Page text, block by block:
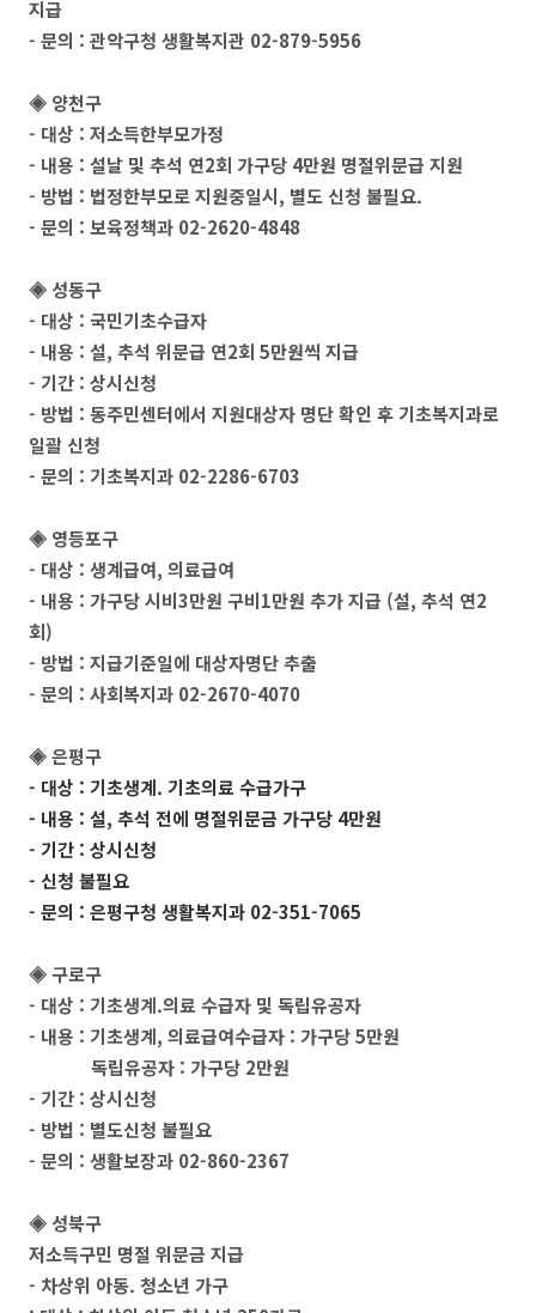
지급
- 문의 : 관악구청 생활복지관 02-879-5956
◈ 양천구
- 대상 : 저소득한부모가정
- 내용 : 설날 및 추석 연2회 가구당 4만원 명절위문급 지원
- 방법 : 법정한부모로 지원중일시, 별도 신청 불필요.
- 문의 : 보육정책과 02-2620-4848
◈ 성동구
- 대상 : 국민기초수급자
- 내용 : 설, 추석 위문급 연2회 5만원씩 지급
- 기간 : 상시신청
- 방법 : 동주민센터에서 지원대상자 명단 확인 후 기초복지과로
일괄 신청
- 문의 : 기초복지과 02-2286-6703
◈ 영등포구
- 대상 : 생계급여, 의료급여
- 내용 : 가구당 시비3만원 구비1만원 추가 지급 (설, 추석 연2
회)
- 방법 : 지급기준일에 대상자명단 추출
- 문의 : 사회복지과 02-2670-4070
◈ 은평구
- 대상 : 기초생계. 기초의료 수급가구
- 내용 : 설, 추석 전에 명절위문금 가구당 4만원
- 기간 : 상시신청
- 신청 불필요
- 문의 : 은평구청 생활복지과 02-351-7065
◈ 구로구
- 대상 : 기초생계.의료 수급자 및 독립유공자
- 내용 : 기초생계, 의료급여수급자 : 가구당 5만원
독립유공자 : 가구당 2만원
- 기간 : 상시신청
- 방법 : 별도신청 불필요
- 문의 : 생활보장과 02-860-2367
◈ 성북구
저소득구민 명절 위문금 지급
- 차상위 아동. 청소년 가구